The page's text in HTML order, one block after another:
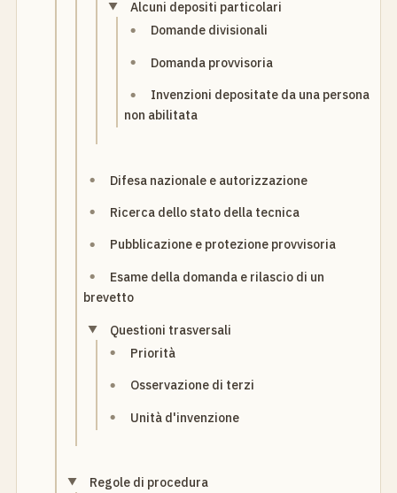
Alcuni depositi particolari
Domande divisionali
Domanda provvisoria
Invenzioni depositate da una persona
non abilitata
Difesa nazionale e autorizzazione
Ricerca dello stato della tecnica
Pubblicazione e protezione provvisoria
Esame della domanda e rilascio di un
brevetto
Questioni trasversali
Priorità
Osservazione di terzi
Unità d'invenzione
Regole di procedura